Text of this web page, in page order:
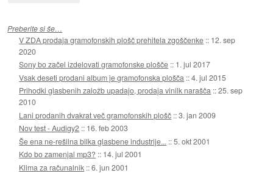
Preberite si še…
V ZDA prodaja gramofonskih plošč prehitela zgoščenke :: 12. sep
2020
Sony bo začel izdelovati gramofonske plošče :: 1. jul 2017
Vsak deseti prodani album je gramofonska plošča ::4. jul 2015
Prihodki glasbenih založb upadajo, prodaja vinilk narašča ::25. sep
2010
Lani prodanih dvakrat več gramofonskih plošč ::3. jan 2009
Nov test - Audigy2 :: 16. feb 2003
Še ena ne-rešilna bilka glasbene industrije... ::5. okt 2001
Kdo bo zamenjal mp3? :: 14. jul 2001
Klima za računalnik ::6. jun 2001